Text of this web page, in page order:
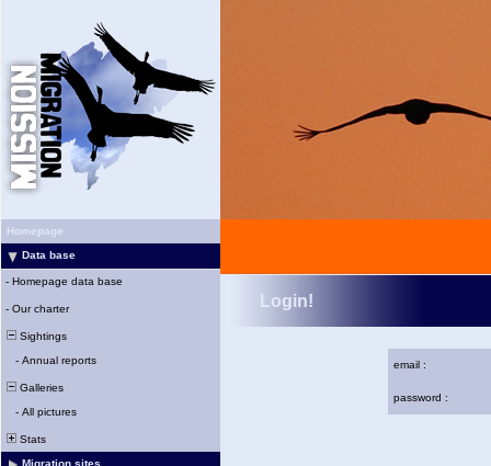
Homepage
Data base
- Homepage data base
- Our charter
Sightings
- Annual reports
Galleries
- All pictures
Stats
Migration sites
Login!
email :
password :